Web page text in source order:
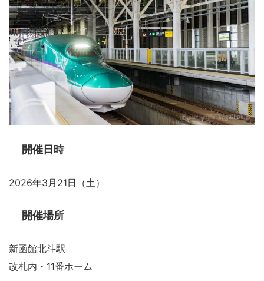
開催日時
2026年3月21日（土）
開催場所
新函館北斗駅
改札内・11番ホーム